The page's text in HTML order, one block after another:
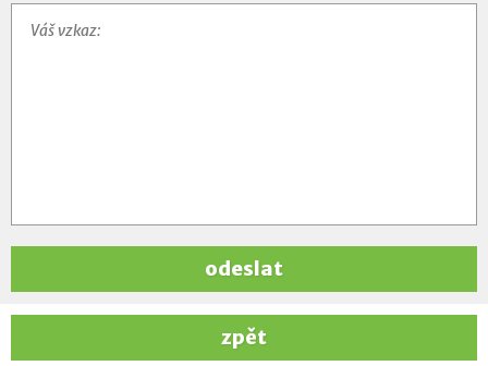
odeslat
zpět